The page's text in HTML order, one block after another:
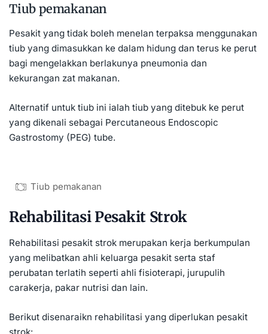
Tiub pemakanan
Pesakit yang tidak boleh menelan terpaksa menggunakan
tiub yang dimasukkan ke dalam hidung dan terus ke perut
bagi mengelakkan berlakunya pneumonia dan
kekurangan zat makanan.
Alternatif untuk tiub ini ialah tiub yang ditebuk ke perut
yang dikenali sebagai Percutaneous Endoscopic
Gastrostomy (PEG) tube.
Tiub pemakanan
Rehabilitasi Pesakit Strok
Rehabilitasi pesakit strok merupakan kerja berkumpulan
yang melibatkan ahli keluarga pesakit serta staf
perubatan terlatih seperti ahli fisioterapi, jurupulih
carakerja, pakar nutrisi dan lain.
Berikut disenaraikn rehabilitasi yang diperlukan pesakit